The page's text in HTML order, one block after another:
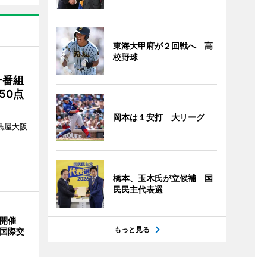
組
点
屋大阪
催
際交
東海大甲府が２回戦へ 高
校野球
岡本は１安打 大リーグ
橋本、玉木氏が立候補 国
民民主代表選
もっと見る